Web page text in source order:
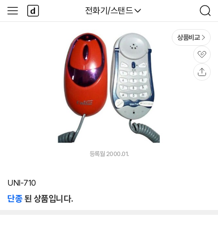
다나와
전화기/스탠드
검
색
사
이
다
나
와
상품비교
관
심
등록월 2000.01.
UNI-710
단종된 상품입니다.